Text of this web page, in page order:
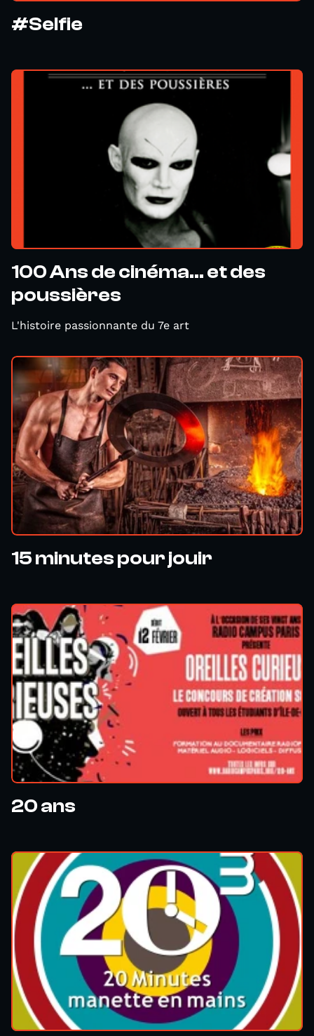
#Selfie
100 Ans de cinéma... et des
poussières
L'histoire passionnante du 7e art
15 minutes pour jouir
20 ans